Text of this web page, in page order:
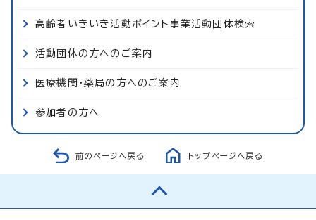
高齢者いきいき活動ポイント事業活動団体検索
活動団体の方へのご案内
医療機関・薬局の方へのご案内
参加者の方へ
前のページへ戻る トップページへ戻る